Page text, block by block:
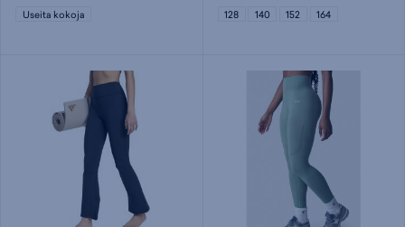
Useita kokoja 128 140 152 164